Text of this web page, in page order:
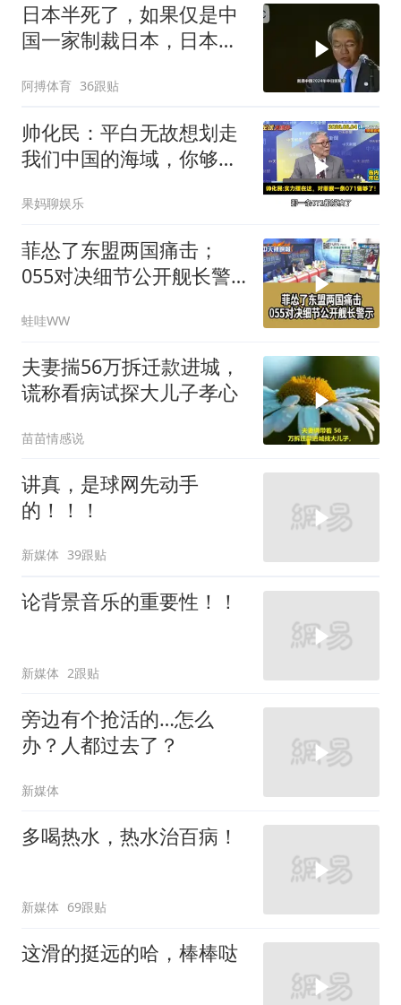
日本半死了，如果仅是中
国一家制裁日本，日本可
阿搏体育 36跟贴
帅化民：平白无故想划走
我们中国的海域，你够格
果妈聊娱乐
菲怂了东盟两国痛击；
055对决细节公开舰长警
冰｜辣晚报20260805
蛙哇WW
夫妻揣56万拆迁款进城，
谎称看病试探大儿子孝心
苗苗情感说
讲真，是球网先动手
的！！！
新媒体 39跟贴
论背景音乐的重要性！！
新媒体 2跟贴
旁边有个抢活的…怎么
办？人都过去了？
新媒体
多喝热水，热水治百病！
新媒体 69跟贴
这滑的挺远的哈，棒棒哒